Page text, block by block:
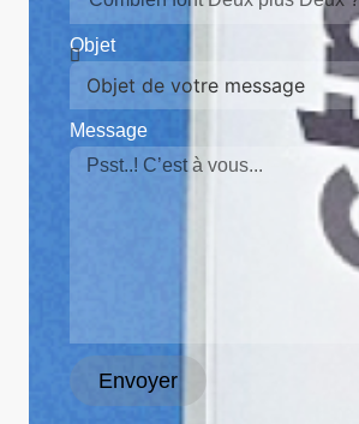
Objet
Message
Envoyer